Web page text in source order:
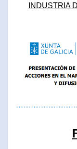
INDUSTRIA